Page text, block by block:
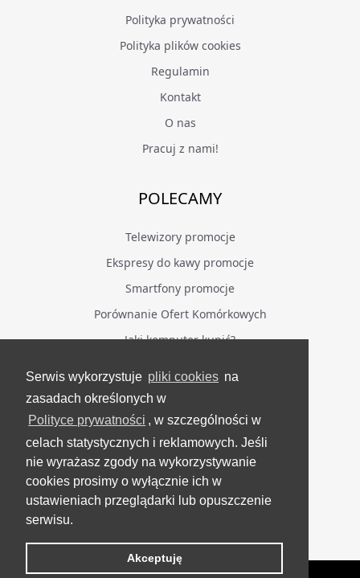
Serwis wykorzystuje pliki cookies na
zasadach określonych w
Polityce prywatności , w szczególności w
celach statystycznych i reklamowych. Jeśli
nie wyrażasz zgody na wykorzystywanie
cookies prosimy o wyłącznie ich w
ustawieniach przeglądarki lub opuszczenie
serwisu.
Akceptuję
Polityka prywatności
Polityka plików cookies
Regulamin
Kontakt
O nas
Pracuj z nami!
POLECAMY
Telewizory promocje
Ekspresy do kawy promocje
Smartfony promocje
Porównanie Ofert Komórkowych
Jaki komputer kupić?
BĄDŹ NA BIEŻĄCO
Facebook
Grupa Testerzy Videotestów
YouTube
Twitter